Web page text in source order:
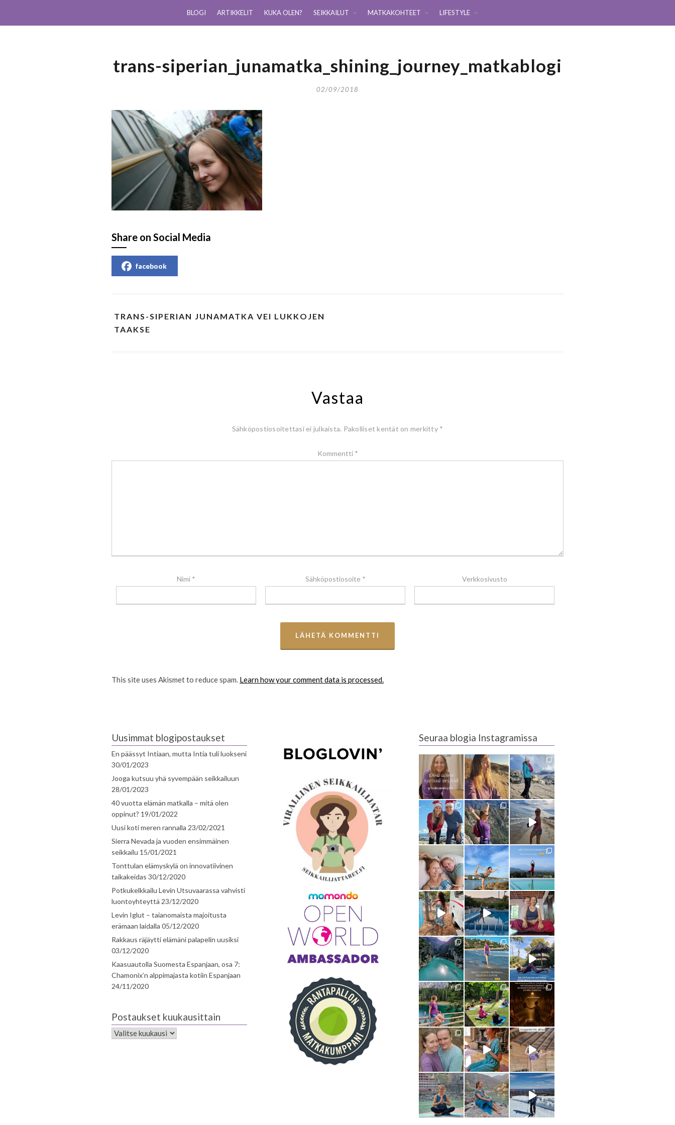
BLOGI ARTIKKELIT KUKA OLEN? SEIKKAILUT MATKAKOHTEET LIFESTYLE
trans-siperian_junamatka_shining_journey_matkablogi
02/09/2018
Share on Social Media
facebook
TRANS-SIPERIAN JUNAMATKA VEI LUKKOJEN
TAAKSE
Vastaa
Sähköpostiosoitettasi ei julkaista. Pakolliset kentät on merkitty *
Kommentti *
Nimi * Sähköpostiosoite * Verkkosivusto
This site uses Akismet to reduce spam. Learn how your comment data is processed.
Uusimmat blogipostaukset
En päässyt Intiaan, mutta Intia tuli luokseni
30/01/2023
Jooga kutsuu yhä syvempään seikkailuun
28/01/2023
40 vuotta elämän matkalla – mitä olen
oppinut? 19/01/2022
Uusi koti meren rannalla 23/02/2021
Sierra Nevada ja vuoden ensimmäinen
seikkailu 15/01/2021
Tonttulan elämyskylä on innovatiivinen
taikakeidas 30/12/2020
Potkukelkkailu Levin Utsuvaarassa vahvisti
luontoyhteyttä 23/12/2020
Levin Iglut – taianomaista majoitusta
erämaan laidalla 05/12/2020
Rakkaus räjäytti elämäni palapelin uusiksi
03/12/2020
Kaasuautolla Suomesta Espanjaan, osa 7:
Chamonix’n alppimajasta kotiin Espanjaan
24/11/2020
Postaukset kuukausittain
Seuraa blogia Instagramissa